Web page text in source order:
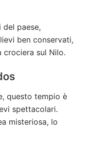
paese,
ben conservati,
crociera sul Nilo.
questo tempio è
spettacolari.
misteriosa, lo